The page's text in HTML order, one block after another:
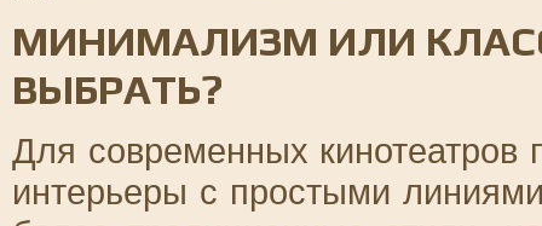
МИНИМАЛИЗМ ИЛИ
ВЫБРАТЬ?
Для современных кинотеатров
интерьеры с простыми